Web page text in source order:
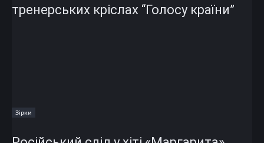
тренерських кріслах “Голосу країни”
Зірки